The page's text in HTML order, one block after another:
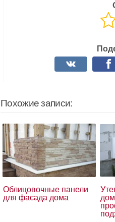
Похожие записи:
Облицовочные панели
для фасада дома